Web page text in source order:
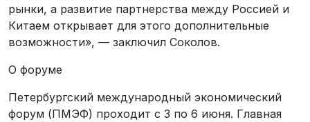
рынки, а развитие партнерства между Россией и
Китаем открывает для этого дополнительные
возможности», — заключил Соколов.
О форуме
Петербургский международный экономический
форум (ПМЭФ) проходит с 3 по 6 июня. Главная